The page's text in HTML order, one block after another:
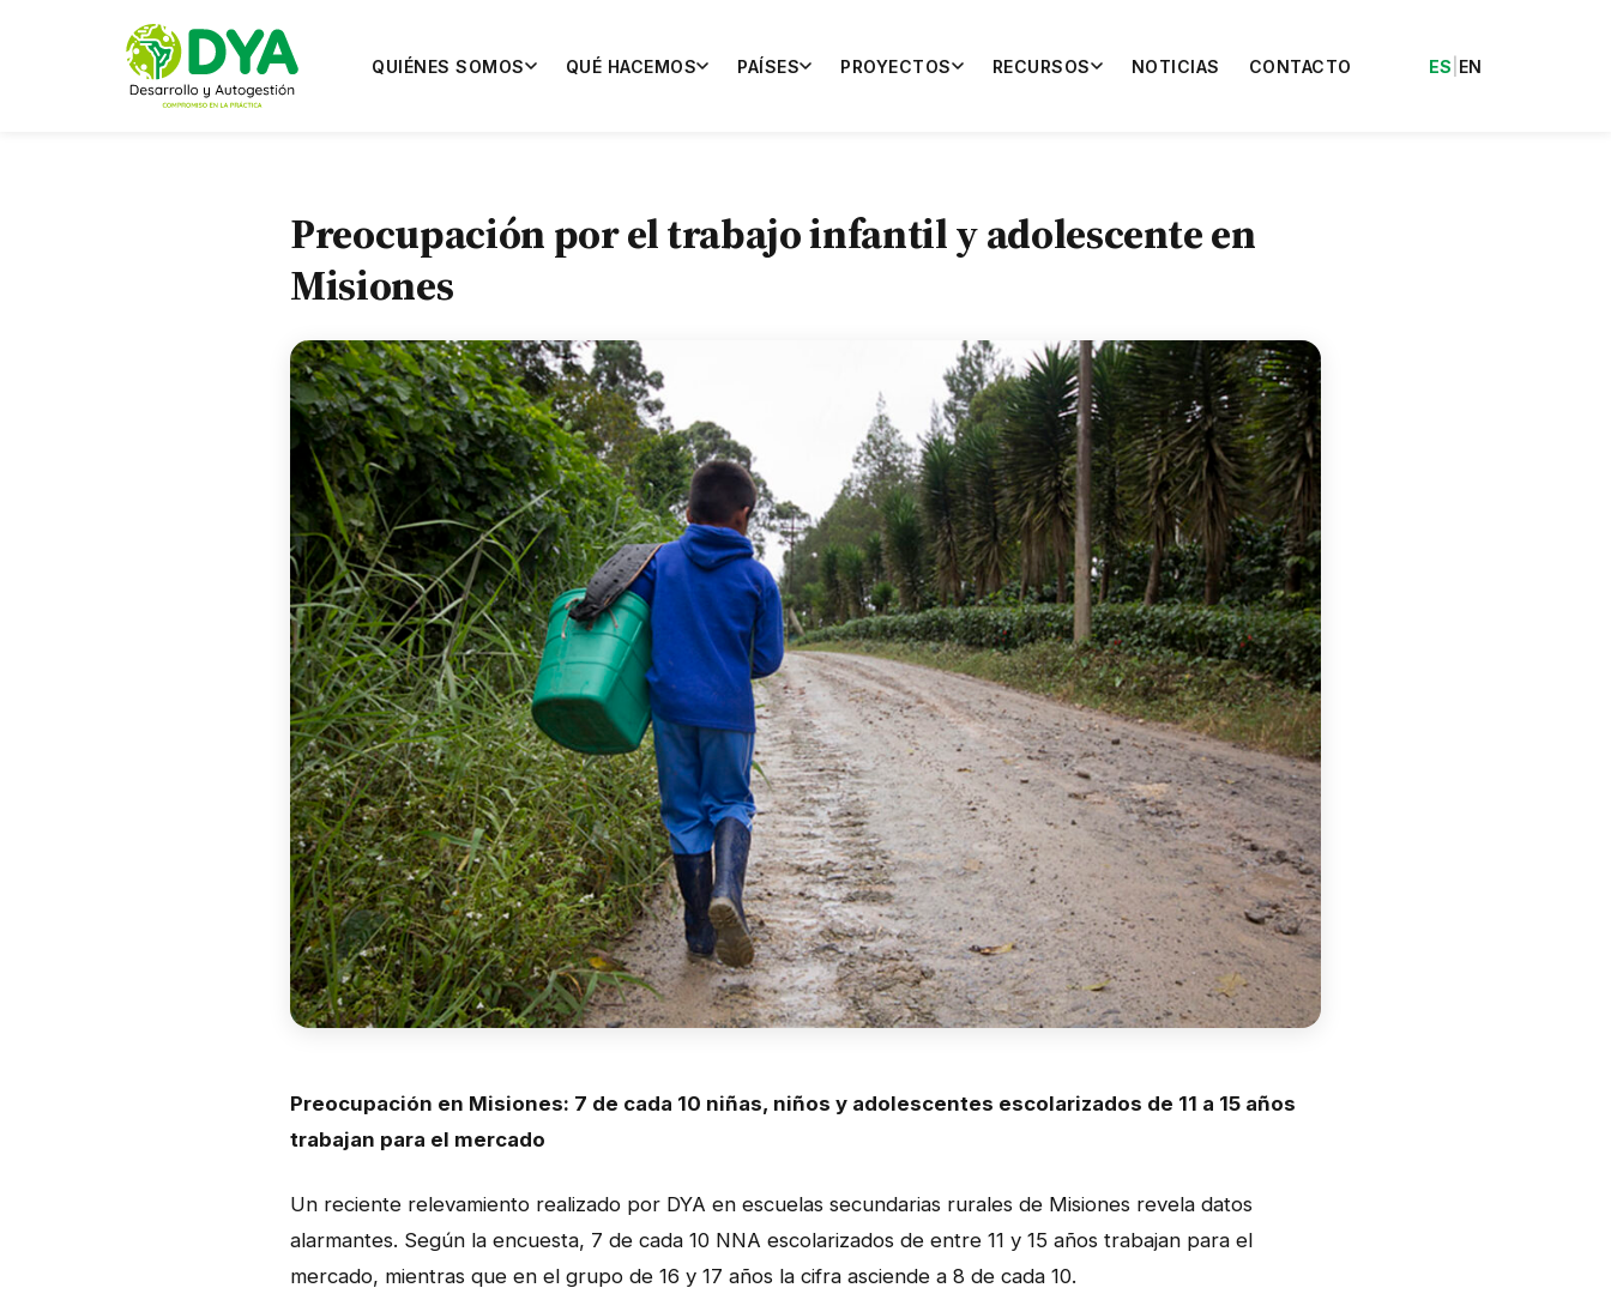
QUIÉNES SOMOS QUÉ HACEMOS PAÍSES PROYECTOS RECURSOS NOTICIAS CONTACTO ES EN
Preocupación por el trabajo infantil y adolescente en
Misiones
Preocupación en Misiones: 7 de cada 10 niñas, niños y adolescentes escolarizados de 11 a 15 años
trabajan para el mercado
Un reciente relevamiento realizado por DYA en escuelas secundarias rurales de Misiones revela datos
alarmantes. Según la encuesta, 7 de cada 10 NNA escolarizados de entre 11 y 15 años trabajan para el
mercado, mientras que en el grupo de 16 y 17 años la cifra asciende a 8 de cada 10.